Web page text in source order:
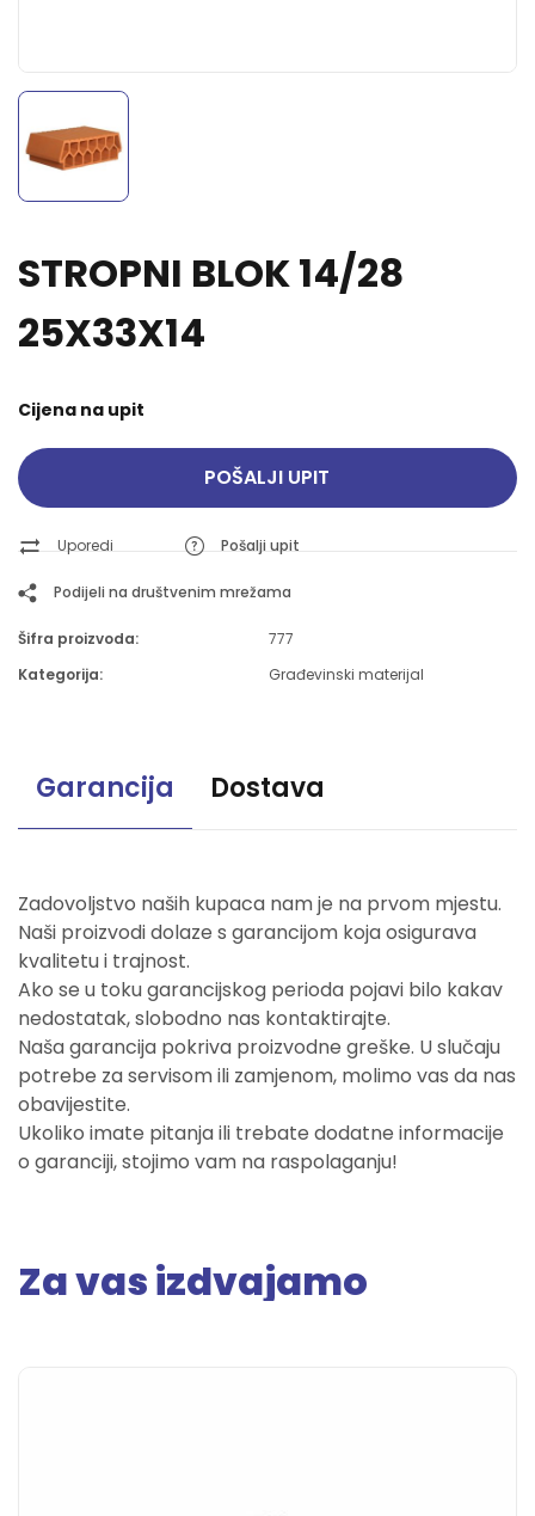
STROPNI BLOK 14/28
25X33X14
Cijena na upit
POŠALJI UPIT
Uporedi Pošalji upit
Podijeli na društvenim mrežama
Šifra proizvoda:
777
Kategorija:
Građevinski materijal
Garancija Dostava
Zadovoljstvo naših kupaca nam je na prvom mjestu.
Naši proizvodi dolaze s garancijom koja osigurava
kvalitetu i trajnost.
Ako se u toku garancijskog perioda pojavi bilo kakav
nedostatak, slobodno nas kontaktirajte.
Naša garancija pokriva proizvodne greške. U slučaju
potrebe za servisom ili zamjenom, molimo vas da nas
obavijestite.
Ukoliko imate pitanja ili trebate dodatne informacije
o garanciji, stojimo vam na raspolaganju!
Za vas izdvajamo